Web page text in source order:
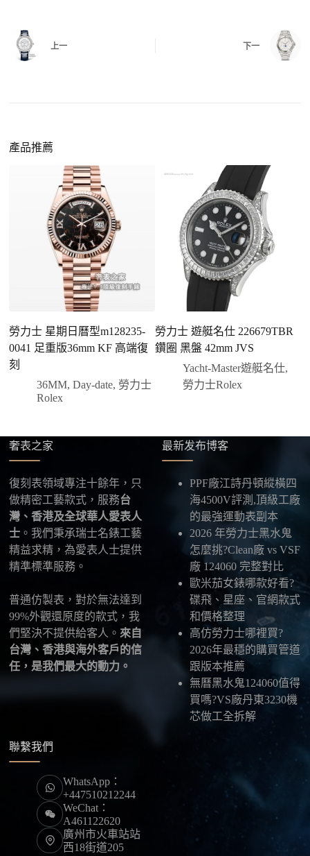
給您確認，確定沒有問題後才會安排出貨。
請先透過網站上的聯繫方式與我們取得聯繫，將您感
們會先幫您確認版本與實際價格。
二、確認款式與價格
客服會與您確認品牌、尺寸、顏色、配件等細節，如
有現貨會直接幫您預留；若需要排單，我們也會事先
說明大約出貨時間。
三、安排付款方式
您可以選擇先付少量訂金預留貨品，餘款在出貨
前或收到實拍照片後再支付；也可以一次性全額
付款，我們會在原有價格基礎上盡量幫您爭取更
優惠的方案。部分地區可協助安排較安全的到付
方式，具體以當下說明為準。
四、填寫收件資料與出貨
供最新物流資訊與查件連結。
五、海外寄送說明
本店支援寄送至香港、澳門、台灣、欧美以及其他海
外地區，運費會依照目的地與物流方案另行報價，客
服在出貨前會跟您確認清楚。
最後：喜歡就別拖太久，有些熱門款現貨數量有
限，早一步確認，就能早一點戴上喜歡的腕錶。
：以原裝價格的十分之一即可享受相
同外觀與佩戴質感。
合日常通勤與旅行佩戴。
上一 下一
產品推薦
勞力士 星期日曆型m128235-
0041 足重版36mm KF 高端復
刻
36MM,Day-date, 勞力士
Rolex
勞力士 遊艇名仕 226679TBR
鑽圈 黑盤 42mm JVS
Yacht-Master遊艇名仕,
勞力士Rolex
奢表之家
復刻表領域專注十餘年，只
做精密工藝款式，服務台
灣、香港及全球華人愛表人
士 。我們秉承瑞士名錶工藝
精益求精，為愛表人士提供
精準標準服務。
普通仿製表，對於無法達到
99%外觀還原度的款式，我
們堅決不提供給客人。 來自
台灣、香港與海外客戶的信
任，是我們最大的動力。
最新发布博客
PPF廠江詩丹頓縱橫四
海4500V評測,頂級工廠
的最強運動表副本
2026 年勞力士黑水鬼
怎麼挑?Clean廠 vs VSF
廠 124060 完整對比
歐米茄女錶哪款好看?
碟飛、星座、官網款式
和價格整理
高仿勞力士哪裡買?
2026年最穩的購買管道
跟版本推薦
無曆黑水鬼124060值得
買嗎?VS廠丹東3230機
芯做工全拆解
聯繫我們
WhatsApp：
+447510212244
WeChat：
A461122620
廣州市火車站站
西18街道205